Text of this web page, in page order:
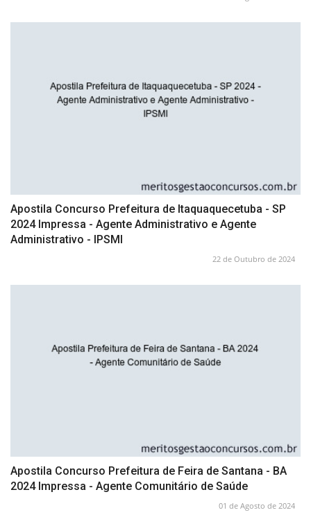
Apostila Concurso Prefeitura de Itaquaquecetuba - SP
2024 Impressa - Agente Administrativo e Agente
Administrativo - IPSMI
22 de Outubro de 2024
Apostila Concurso Prefeitura de Feira de Santana - BA
2024 Impressa - Agente Comunitário de Saúde
01 de Agosto de 2024